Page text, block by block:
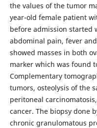
the values of the tumor
year-old female patient
before admission started
abdominal pain, fever
showed masses in both
marker which was found
Complementary
tumors, osteolysis of the
peritoneal
cancer. The biopsy done
chronic granulomatous